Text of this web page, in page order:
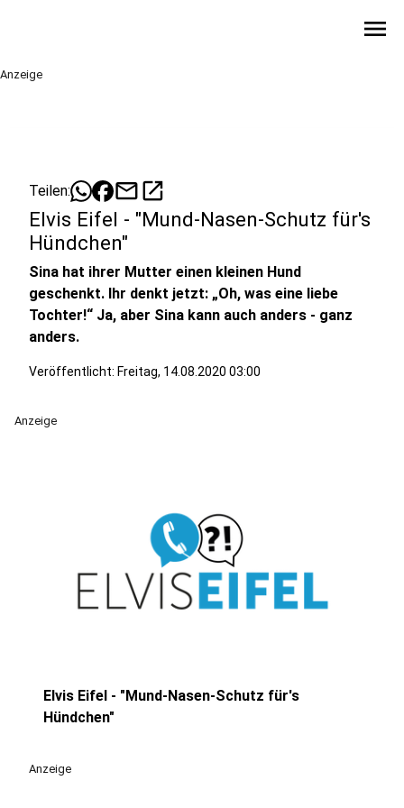
menu
Anzeige
Teilen: mailopen_in_new
Elvis Eifel - "Mund-Nasen-Schutz für's
Hündchen"
Sina hat ihrer Mutter einen kleinen Hund
geschenkt. Ihr denkt jetzt: „Oh, was eine liebe
Tochter!“ Ja, aber Sina kann auch anders - ganz
anders.
Veröffentlicht: Freitag, 14.08.2020 03:00
Anzeige
Elvis Eifel - "Mund-Nasen-Schutz für's
Hündchen"
Anzeige